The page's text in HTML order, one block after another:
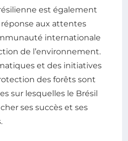
est également
aux attentes
internationale
de l’environnement.
et des initiatives
des forêts sont
sur lesquelles le Brésil
ses succès et ses